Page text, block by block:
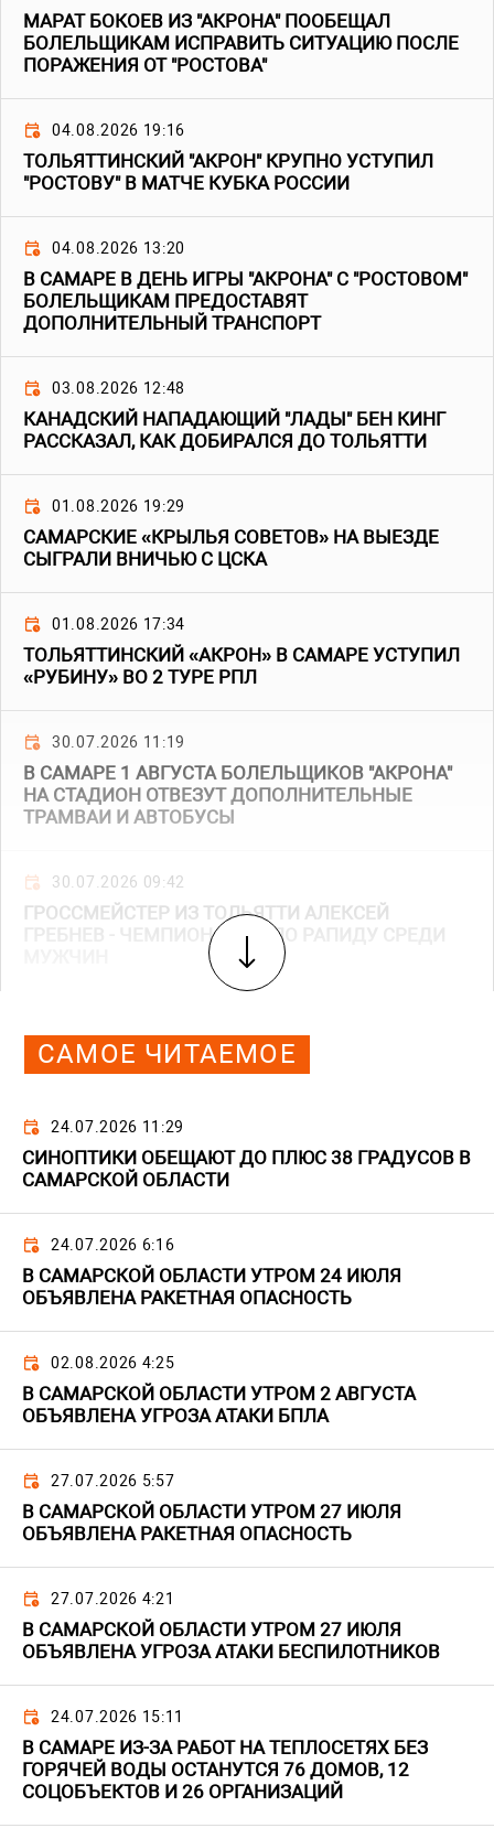
МАРАТ БОКОЕВ ИЗ "АКРОНА" ПООБЕЩАЛ
БОЛЕЛЬЩИКАМ ИСПРАВИТЬ СИТУАЦИЮ ПОСЛЕ
ПОРАЖЕНИЯ ОТ "РОСТОВА"
04.08.2026 19:16
ТОЛЬЯТТИНСКИЙ "АКРОН" КРУПНО УСТУПИЛ
"РОСТОВУ" В МАТЧЕ КУБКА РОССИИ
04.08.2026 13:20
В САМАРЕ В ДЕНЬ ИГРЫ "АКРОНА" С "РОСТОВОМ"
БОЛЕЛЬЩИКАМ ПРЕДОСТАВЯТ
ДОПОЛНИТЕЛЬНЫЙ ТРАНСПОРТ
03.08.2026 12:48
КАНАДСКИЙ НАПАДАЮЩИЙ "ЛАДЫ" БЕН КИНГ
РАССКАЗАЛ, КАК ДОБИРАЛСЯ ДО ТОЛЬЯТТИ
01.08.2026 19:29
САМАРСКИЕ «КРЫЛЬЯ СОВЕТОВ» НА ВЫЕЗДЕ
СЫГРАЛИ ВНИЧЬЮ С ЦСКА
01.08.2026 17:34
ТОЛЬЯТТИНСКИЙ «АКРОН» В САМАРЕ УСТУПИЛ
«РУБИНУ» ВО 2 ТУРЕ РПЛ
30.07.2026 11:19
В САМАРЕ 1 АВГУСТА БОЛЕЛЬЩИКОВ "АКРОНА"
НА СТАДИОН ОТВЕЗУТ ДОПОЛНИТЕЛЬНЫЕ
ТРАМВАИ И АВТОБУСЫ
30.07.2026 09:42
ГРОССМЕЙСТЕР ИЗ ТОЛЬЯТТИ АЛЕКСЕЙ
ГРЕБНЕВ - ЧЕМПИОН АЗИИ ПО РАПИДУ СРЕДИ
САМОЕ ЧИТАЕМОЕ
24.07.2026 11:29
СИНОПТИКИ ОБЕЩАЮТ ДО ПЛЮС 38 ГРАДУСОВ В
САМАРСКОЙ ОБЛАСТИ
24.07.2026 6:16
В САМАРСКОЙ ОБЛАСТИ УТРОМ 24 ИЮЛЯ
ОБЪЯВЛЕНА РАКЕТНАЯ ОПАСНОСТЬ
02.08.2026 4:25
В САМАРСКОЙ ОБЛАСТИ УТРОМ 2 АВГУСТА
ОБЪЯВЛЕНА УГРОЗА АТАКИ БПЛА
27.07.2026 5:57
В САМАРСКОЙ ОБЛАСТИ УТРОМ 27 ИЮЛЯ
ОБЪЯВЛЕНА РАКЕТНАЯ ОПАСНОСТЬ
27.07.2026 4:21
В САМАРСКОЙ ОБЛАСТИ УТРОМ 27 ИЮЛЯ
ОБЪЯВЛЕНА УГРОЗА АТАКИ БЕСПИЛОТНИКОВ
24.07.2026 15:11
В САМАРЕ ИЗ-ЗА РАБОТ НА ТЕПЛОСЕТЯХ БЕЗ
ГОРЯЧЕЙ ВОДЫ ОСТАНУТСЯ 76 ДОМОВ, 12
СОЦОБЪЕКТОВ И 26 ОРГАНИЗАЦИЙ